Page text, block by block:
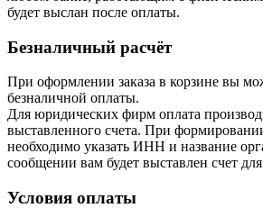
будет выслан после оплаты.
Безналичный расчёт
При оформлении заказа в корзине вы
безналичной оплаты.
Для юридических фирм оплата
выставленного счета. При
необходимо указать ИНН и название
сообщении вам будет выставлен счет
Условия оплаты